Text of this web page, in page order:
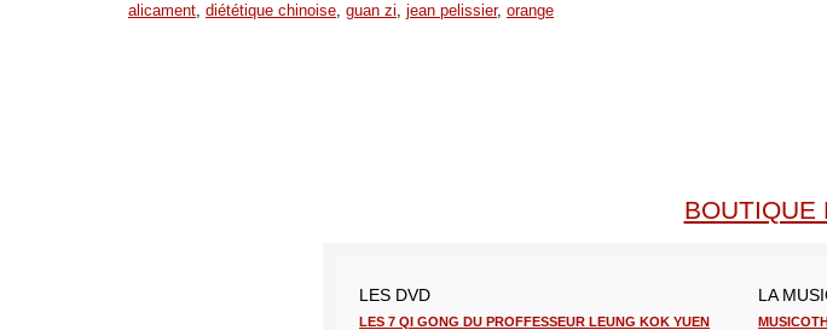
alicament, diététique chinoise, guan zi, jean pelissier, orange
BOUTIQUE
LES DVD
LES 7 QI GONG DU PROFFESSEUR LEUNG KOK YUEN
LA